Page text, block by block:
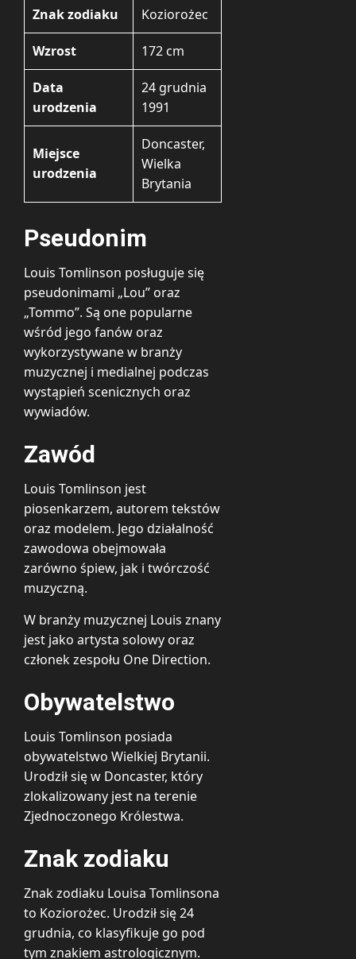
Znak zodiaku Koziorożec
Wzrost 172 cm
Data
urodzenia
24 grudnia
1991
Miejsce
urodzenia
Doncaster,
Wielka
Brytania
Pseudonim
Louis Tomlinson posługuje się
pseudonimami „Lou” oraz
„Tommo”. Są one popularne
wśród jego fanów oraz
wykorzystywane w branży
muzycznej i medialnej podczas
wystąpień scenicznych oraz
wywiadów.
Zawód
Louis Tomlinson jest
piosenkarzem, autorem tekstów
oraz modelem. Jego działalność
zawodowa obejmowała
zarówno śpiew, jak i twórczość
muzyczną.
W branży muzycznej Louis znany
jest jako artysta solowy oraz
członek zespołu One Direction.
Obywatelstwo
Louis Tomlinson posiada
obywatelstwo Wielkiej Brytanii.
Urodził się w Doncaster, który
zlokalizowany jest na terenie
Zjednoczonego Królestwa.
Znak zodiaku
Znak zodiaku Louisa Tomlinsona
to Koziorożec. Urodził się 24
grudnia, co klasyfikuje go pod
tym znakiem astrologicznym.